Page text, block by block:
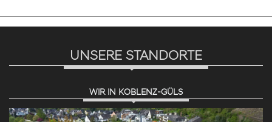
UNSERE STANDORTE
WIR IN KOBLENZ-GÜLS